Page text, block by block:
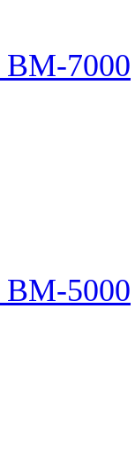
7000
5000